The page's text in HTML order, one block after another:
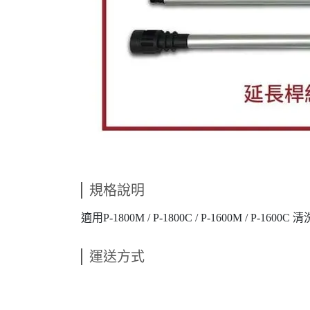
規格說明
適用P-1800M / P-1800C / P-1600M / P-1600C 清
運送方式